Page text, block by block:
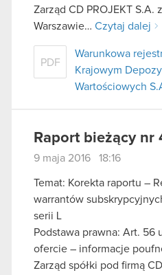
Zarząd CD PROJEKT S.A.
Warszawie… Czytaj dalej
PDF
Warunkowa
Krajowym
Wartościowych
Raport bieżący nr
9 maja 2016 18:16
Temat: Korekta raportu –
warrantów
serii L
Podstawa prawna: Art. 56
ofercie – informacje
Zarząd spółki pod firmą